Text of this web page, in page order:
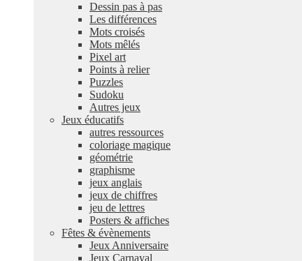
Dessin pas à pas
Les différences
Mots croisés
Mots mêlés
Pixel art
Points à relier
Puzzles
Sudoku
Autres jeux
Jeux éducatifs
autres ressources
coloriage magique
géométrie
graphisme
jeux anglais
jeux de chiffres
jeu de lettres
Posters & affiches
Fêtes & évènements
Jeux Anniversaire
Jeux Carnaval